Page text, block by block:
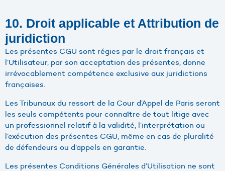
10. Droit applicable et Attribution de
juridiction
Les présentes CGU sont régies par le droit français et
l’Utilisateur, par son acceptation des présentes, donne
irrévocablement compétence exclusive aux juridictions
françaises.
Les Tribunaux du ressort de la Cour d’Appel de Paris seront
les seuls compétents pour connaître de tout litige avec
un professionnel relatif à la validité, l’interprétation ou
l’exécution des présentes CGU, même en cas de pluralité
de défendeurs ou d’appels en garantie.
Les présentes Conditions Générales d’Utilisation ne sont